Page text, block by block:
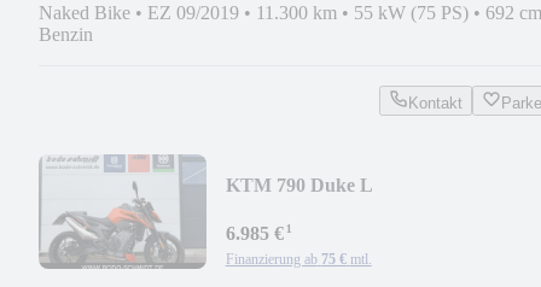
Naked Bike • EZ 09/2019 • 11.300 km • 55 kW (75 PS) • 692
Benzin
Kontakt
KTM 790 Duke L
6.985 €¹
Finanzierung ab 75 € mtl.